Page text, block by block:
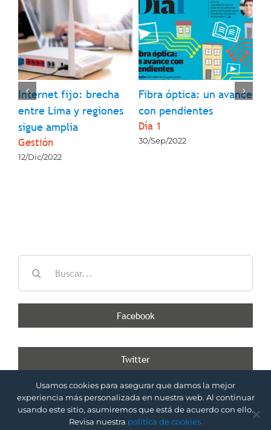
Internet fijo: brecha
entre Lima y regiones
sigue amplia
Gestión
12/Dic/2022
Fibra óptica: un avance
con pendientes
Día 1
30/Sep/2022
Buscar:
Facebook
Twitter
Copyright 2020 DN
Consultores
| Desarrollado por
LiOnline
Usamos cookies para asegurar que damos la mejor
experiencia más personalizada en nuestra web. Al continuar
usando este sitio, asumiremos que está de acuerdo con ello.
Revisa nuestra política de cookies.